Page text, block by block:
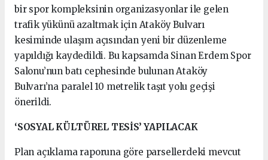
bir spor kompleksinin organizasyonlar ile gelen
trafik yükünü azaltmak için Ataköy Bulvarı
kesiminde ulaşım açısından yeni bir düzenleme
yapıldığı kaydedildi. Bu kapsamda Sinan Erdem Spor
Salonu’nun batı cephesinde bulunan Ataköy
Bulvarı’na paralel 10 metrelik taşıt yolu geçişi
önerildi.
‘SOSYAL KÜLTÜREL TESİS’ YAPILACAK
Plan açıklama raporuna göre parsellerdeki mevcut